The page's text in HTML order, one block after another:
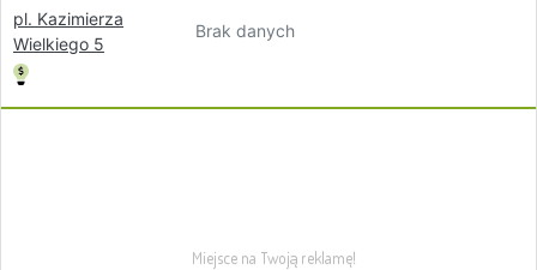
pl. Kazimierza
Wielkiego 5
Brak danych